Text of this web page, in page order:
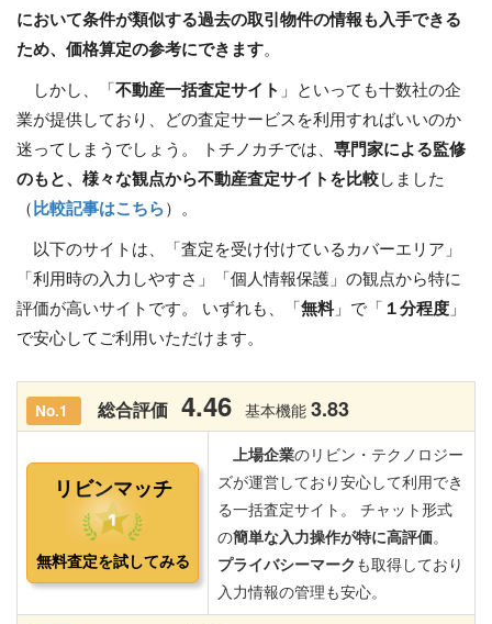
において条件が類似する過去の取引物件の情報も入手できる
ため、価格算定の参考にできます。
しかし、「 不動産一括査定サイト 」といっても十数社の企
業が提供しており、どの査定サービスを利用すればいいのか
迷ってしまうでしょう。 トチノカチでは、 専門家による監修
のもと、様々な観点から不動産査定サイトを比較 しました
（ 比較記事はこちら ）。
以下のサイトは、「査定を受け付けているカバーエリア」
「利用時の入力しやすさ」「個人情報保護」の観点から特に
評価が高いサイトです。 いずれも、「 無料」で「 １分程度 」
で安心してご利用いただけます。